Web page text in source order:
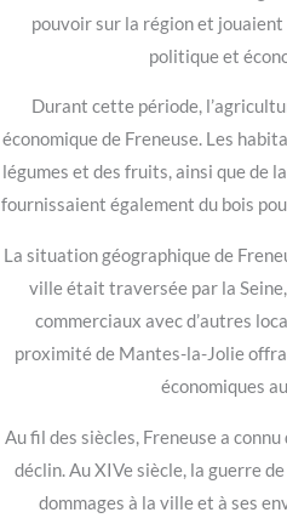
pouvoir sur la région et
politique et
Durant cette période,
économique de Freneuse. Les
légumes et des fruits, ainsi que de
fournissaient également du bois
La situation géographique de
ville était traversée par la
commerciaux avec d’autres
proximité de Mantes-la-Jolie
économiques
Au fil des siècles, Freneuse a
déclin. Au XIVe siècle, la guerre
dommages à la ville et à ses